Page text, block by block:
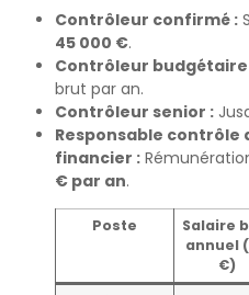
Contrôleur confirmé :
45 000 €.
Contrôleur budgétaire
brut par an.
Contrôleur senior :
Responsable
financier :
€ par an.
Poste
Salaire
annuel
€)